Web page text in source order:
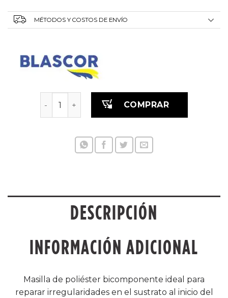
MÉTODOS Y COSTOS DE ENVÍO
BA MASA POLIESTER ULTRA FINA 1KG C/
COMPRAR
DESCRIPCIÓN
INFORMACIÓN ADICIONAL
Masilla de poliéster bicomponente ideal para
reparar irregularidades en el sustrato al inicio del